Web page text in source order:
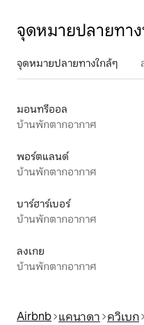
จุดหมายปลายทาง
จุดหมายปลายทางใกล้ๆ
มอนทรีออล
บ้านพักตากอากาศ
พอร์ตแลนด์
บ้านพักตากอากาศ
บาร์ฮาร์เบอร์
บ้านพักตากอากาศ
ลงเกย
บ้านพักตากอากาศ
Airbnb แคนาดา ควิเบก